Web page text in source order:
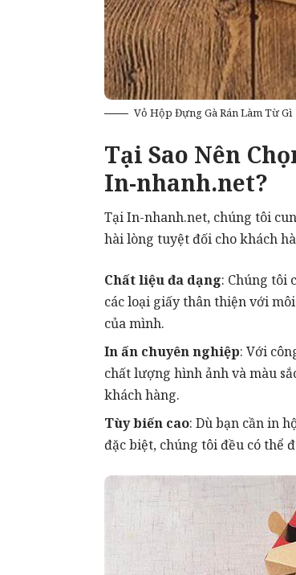
Vỏ Hộp Đựng Gà Rán Làm Từ Gì
Tại Sao Nên
In-nhanh.net?
Tại In-nhanh.net, chúng tôi
hài lòng tuyệt đối cho khách
Chất liệu đa dạng: Chúng tôi
các loại giấy thân thiện với
của mình.
In ấn chuyên nghiệp: Với
chất lượng hình ảnh và màu
khách hàng.
Tùy biến cao: Dù bạn cần in
đặc biệt, chúng tôi đều có thể